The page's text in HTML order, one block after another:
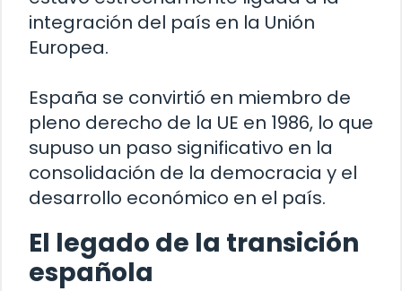
integración del país en la Unión
Europea.
España se convirtió en miembro de
pleno derecho de la UE en 1986, lo que
supuso un paso significativo en la
consolidación de la democracia y el
desarrollo económico en el país.
El legado de la transición
española